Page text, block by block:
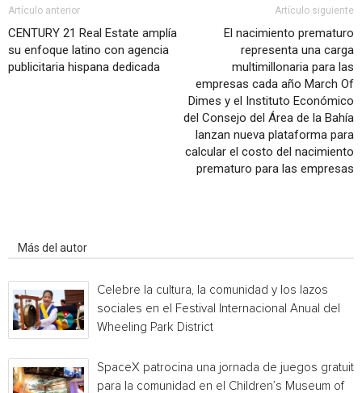
Artículo anterior
CENTURY 21 Real Estate amplía
su enfoque latino con agencia
publicitaria hispana dedicada
Artículo siguiente
El nacimiento prematuro
representa una carga
multimillonaria para las
empresas cada año March Of
Dimes y el Instituto Económico
del Consejo del Área de la Bahía
lanzan nueva plataforma para
calcular el costo del nacimiento
prematuro para las empresas
Más del autor
Celebre la cultura, la comunidad y los lazos
sociales en el Festival Internacional Anual del
Wheeling Park District
SpaceX patrocina una jornada de juegos gratuita
para la comunidad en el Children’s Museum of